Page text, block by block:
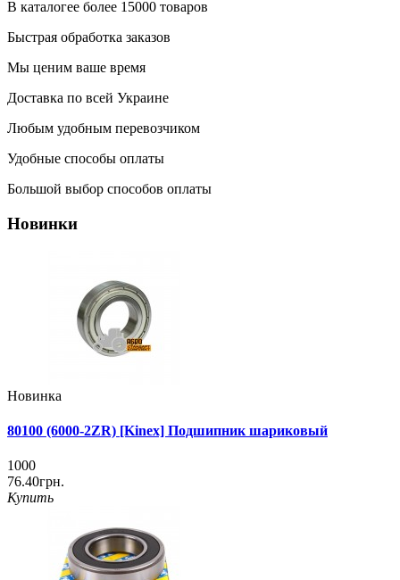
В каталогее более 15000 товаров
Быстрая обработка заказов
Мы ценим ваше время
Доставка по всей Украине
Любым удобным перевозчиком
Удобные способы оплаты
Большой выбор способов оплаты
Новинки
Новинка
80100 (6000-2ZR) [Kinex] Подшипник шариковый
1000
76.40грн.
Купить